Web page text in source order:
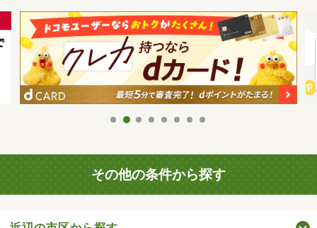
その他の条件から探す